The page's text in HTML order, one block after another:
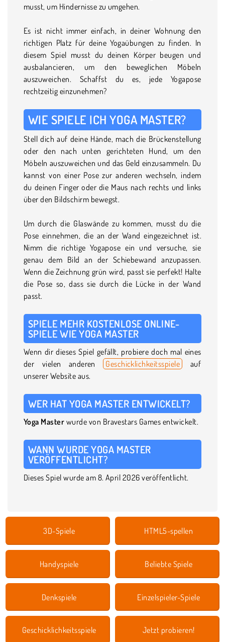
musst, um Hindernisse zu umgehen.
Es ist nicht immer einfach, in deiner Wohnung den
richtigen Platz für deine Yogaübungen zu finden. In
diesem Spiel musst du deinen Körper beugen und
ausbalancieren, um den beweglichen Möbeln
auszuweichen. Schaffst du es, jede Yogapose
rechtzeitig einzunehmen?
WIE SPIELE ICH YOGA MASTER?
Stell dich auf deine Hände, mach die Brückenstellung
oder den nach unten gerichteten Hund, um den
Möbeln auszuweichen und das Geld einzusammeln. Du
kannst von einer Pose zur anderen wechseln, indem
du deinen Finger oder die Maus nach rechts und links
über den Bildschirm bewegst.
Um durch die Glaswände zu kommen, musst du die
Pose einnehmen, die an der Wand eingezeichnet ist.
Nimm die richtige Yogapose ein und versuche, sie
genau dem Bild an der Schiebewand anzupassen.
Wenn die Zeichnung grün wird, passt sie perfekt! Halte
die Pose so, dass sie durch die Lücke in der Wand
passt.
SPIELE MEHR KOSTENLOSE ONLINE-
SPIELE WIE YOGA MASTER
Wenn dir dieses Spiel gefällt, probiere doch mal eines
der vielen anderen Geschicklichkeitsspiele
auf
unserer Website aus.
WER HAT YOGA MASTER ENTWICKELT?
Yoga Master wurde von Bravestars Games entwickelt.
WANN WURDE YOGA MASTER
VERÖFFENTLICHT?
Dieses Spiel wurde am 8. April 2026 veröffentlicht.
3D-Spiele HTML5-spellen
Handyspiele Beliebte Spiele
Denkspiele Einzelspieler-Spiele
Geschicklichkeitsspiele Jetzt probieren!